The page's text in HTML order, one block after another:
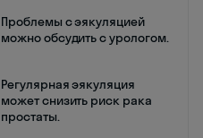
Проблемы с эякуляцией
можно обсудить с урологом.
Регулярная эякуляция
может снизить риск рака
простаты.